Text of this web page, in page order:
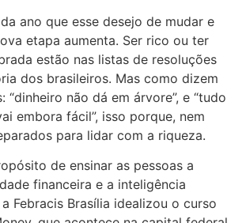
ano que esse desejo de mudar e
etapa aumenta. Ser rico ou ter
estão nas listas de resoluções
dos brasileiros. Mas como dizem
“dinheiro não dá em árvore”, e “tudo
embora fácil”, isso porque, nem
para lidar com a riqueza.
de ensinar as pessoas a
financeira e a inteligência
Febracis Brasília idealizou o curso